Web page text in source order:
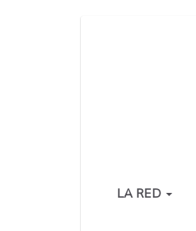
LA RED